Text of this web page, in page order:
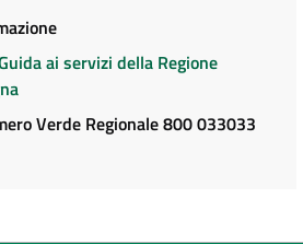
ai servizi della Regione
Verde Regionale 800 033033